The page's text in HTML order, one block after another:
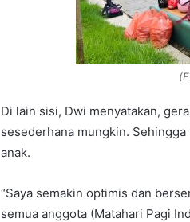
Di lain sisi, Dwi menyatakan,
sesederhana mungkin.
anak.
“Saya semakin optimis dan
semua anggota (Matahari Pagi